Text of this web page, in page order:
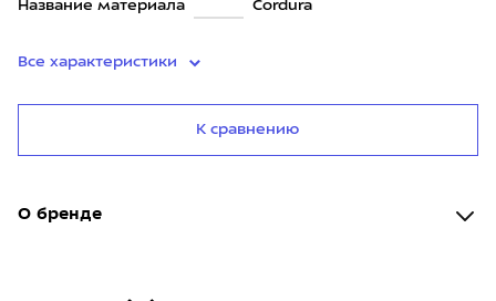
Название материала Cordura
Все характеристики
К сравнению
О бренде